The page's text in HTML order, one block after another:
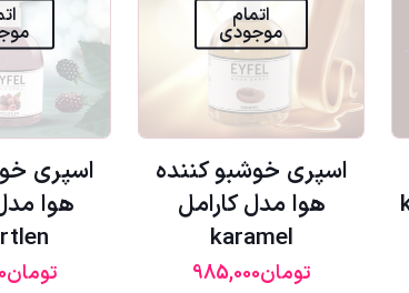
اتمام
موجودی
اسپری خوشبو کننده
هوا مدل کارامل
karamel
تومان985,000
اسپری
هوا
تومان